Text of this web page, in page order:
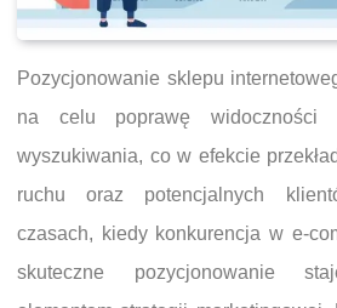
Pozycjonowanie sklepu
na celu poprawę widoczności
wyszukiwania, co w efekcie
ruchu oraz potencjalnych
czasach, kiedy konkurencja w e-
skuteczne pozycjonowanie